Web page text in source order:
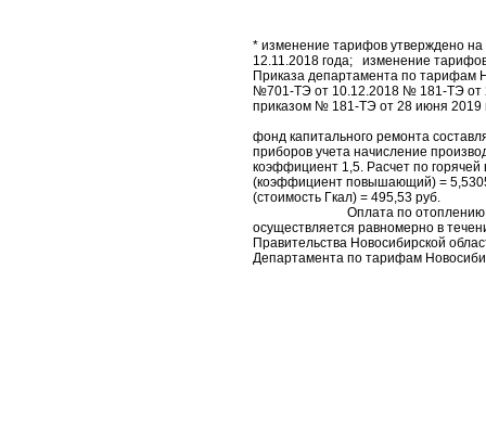
* изменение тарифов утверждено
12.11.2018 года; изменение
Приказа департамента по тарифам
№701-ТЭ от 10.12.2018 № 181-ТЭ от
приказом № 181-ТЭ от 28
фонд капитального ремонта
приборов учета начисление
коэффициент 1,5. Расчет по
(коэффициент повышающий) =
(стоимость
Оплата по отоплению на
осуществляется равномерно в
Правительства Новосибирской
Департамента по тарифам